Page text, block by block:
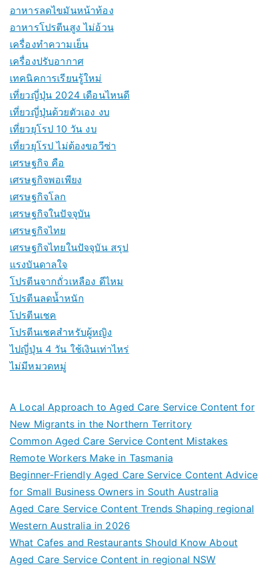
อาหารลดไขมันหน้าท้อง
อาหารโปรตีนสูง ไม่อ้วน
เครื่องทำความเย็น
เครื่องปรับอากาศ
เทคนิคการเรียนรู้ใหม่
เที่ยวญี่ปุ่น 2024 เดือนไหนดี
เที่ยวญี่ปุ่นด้วยตัวเอง งบ
เที่ยวยุโรป 10 วัน งบ
เที่ยวยุโรป ไม่ต้องขอวีซ่า
เศรษฐกิจ คือ
เศรษฐกิจพอเพียง
เศรษฐกิจโลก
เศรษฐกิจในปัจจุบัน
เศรษฐกิจไทย
เศรษฐกิจไทยในปัจจุบัน สรุป
แรงบันดาลใจ
โปรตีนจากถั่วเหลือง ดีไหม
โปรตีนลดน้ำหนัก
โปรตีนเชค
โปรตีนเชคสำหรับผู้หญิง
ไปญี่ปุ่น 4 วัน ใช้เงินเท่าไหร่
ไม่มีหมวดหมู่
A Local Approach to Aged Care Service Content for
New Migrants in the Northern Territory
Common Aged Care Service Content Mistakes
Remote Workers Make in Tasmania
Beginner-Friendly Aged Care Service Content Advice
for Small Business Owners in South Australia
Aged Care Service Content Trends Shaping regional
Western Australia in 2026
What Cafes and Restaurants Should Know About
Aged Care Service Content in regional NSW